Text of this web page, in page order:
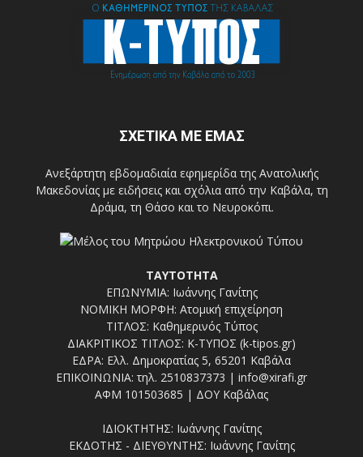
ΣΧΕΤΙΚΑ ΜΕ ΕΜΑΣ
Ανεξάρτητη εβδομαδιαία εφημερίδα της Ανατολικής
Μακεδονίας με ειδήσεις και σχόλια από την Καβάλα, τη
Δράμα, τη Θάσο και το Νευροκόπι.
ΤΑΥΤΟΤΗΤΑ
ΕΠΩΝΥΜΙΑ: Ιωάννης Γανίτης
ΝΟΜΙΚΗ ΜΟΡΦΗ: Ατομική επιχείρηση
ΤΙΤΛΟΣ: Καθημερινός Τύπος
ΔΙΑΚΡΙΤΙΚΟΣ ΤΙΤΛΟΣ: Κ-ΤΥΠΟΣ (k-tipos.gr)
ΕΔΡΑ: Ελλ. Δημοκρατίας 5, 65201 Καβάλα
ΕΠΙΚΟΙΝΩΝΙΑ: τηλ. 2510837373 | info@xirafi.gr
ΑΦΜ 101503685 | ΔΟΥ Καβάλας
ΙΔΙΟΚΤΗΤΗΣ: Ιωάννης Γανίτης
ΕΚΔΟΤΗΣ - ΔΙΕΥΘΥΝΤΗΣ: Ιωάννης Γανίτης